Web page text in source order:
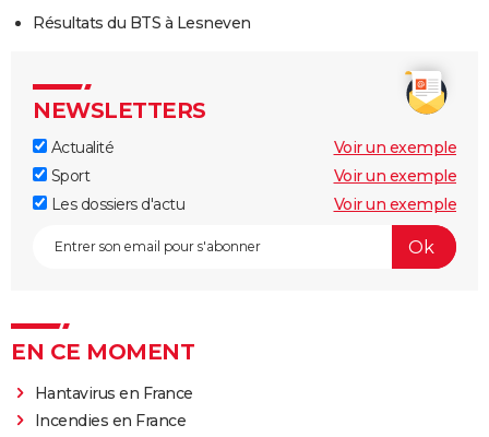
Résultats du BTS à Lesneven
NEWSLETTERS
Actualité
Voir un exemple
Sport
Voir un exemple
Les dossiers d'actu
Voir un exemple
EN CE MOMENT
Hantavirus en France
Incendies en France